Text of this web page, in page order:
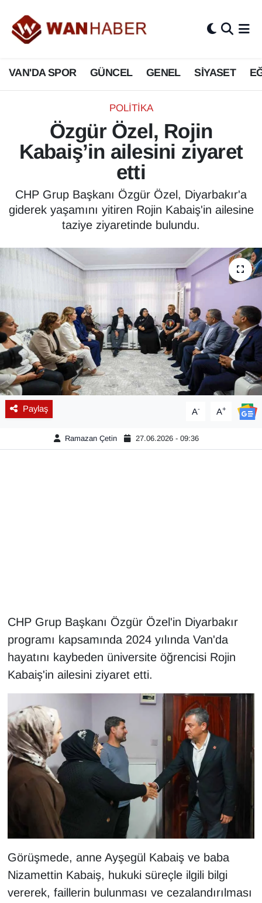
VAN'DA SPOR GÜNCEL GENEL SİYASET
POLİTİKA
Özgür Özel, Rojin
Kabaiş’in ailesini ziyaret
etti
CHP Grup Başkanı Özgür Özel, Diyarbakır'a
giderek yaşamını yitiren Rojin Kabaiş'in ailesine
taziye ziyaretinde bulundu.
Paylaş A- A+
Ramazan Çetin 27.06.2026 - 09:36
CHP Grup Başkanı Özgür Özel'in Diyarbakır
programı kapsamında 2024 yılında Van'da
hayatını kaybeden üniversite öğrencisi Rojin
Kabaiş'in ailesini ziyaret etti.
Görüşmede, anne Ayşegül Kabaiş ve baba
Nizamettin Kabaiş, hukuki süreçle ilgili bilgi
vererek, faillerin bulunması ve cezalandırılması
3.SAYFA
ASAYİŞ
BİLİM VE TEKNOLOJİ
Biyografi
Bölge Haberleri
ÇEVRE
Deprem
Dernekler, Odalar
DÜNYA
EĞİTİM
EKONOMİ
Eleman
Emlak
İngilizce
Kadın
Kim Kimdir?
Kültür & Sanat
KURDÎ
MAGAZİN
MEDYA
ONE EKONOMİ
Van Nöbetçi Eczaneler
Van Hava Durumu
Van Namaz Vakitleri
Van Trafik Yoğunluk Haritası
Süper Lig Puan Durumu ve Fikstür
Tüm Manşetler
Son Dakika Haberleri
Haber Arşivi